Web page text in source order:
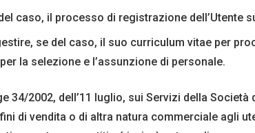
caso, il processo di registrazione dell’Utente
se del caso, il suo curriculum vitae per
la selezione e l’assunzione di personale.
34/2002, dell’11 luglio, sui Servizi della
di vendita o di altra natura commerciale agli